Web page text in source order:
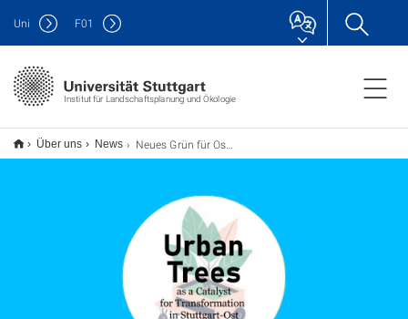
Institut für Landschaftsplanung und Ökologie
Uni F01
Über uns News Neues Grün für Ostheim: IRD II Sommerstudio 2024 unterstützt Wanderbaumallee-Pflanzaktion